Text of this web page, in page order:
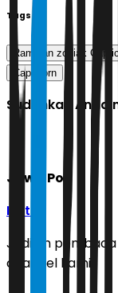
Tags
Ramalan zodiak
Capricorn
Sudahkah Anda
Jawa Pos
Ikuti
Jadilah
channel kami!